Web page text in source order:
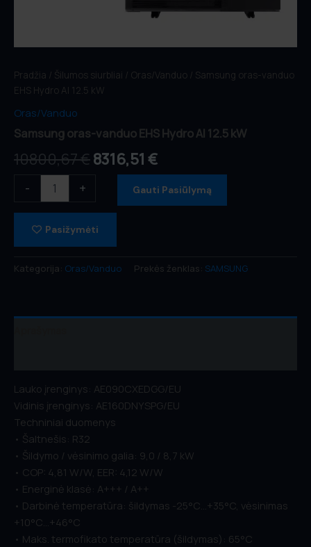
Pradžia / Šilumos siurbliai / Oras/Vanduo / Samsung oras-vanduo
EHS Hydro AI 12.5 kW
Oras/Vanduo
Samsung oras-vanduo EHS Hydro AI 12.5 kW
10800,67€8316,51 €
- + Gauti Pasiūlymą
Pasižymėti
Kategorija: Oras/Vanduo Prekės ženklas: SAMSUNG
Lauko įrenginys: AE090CXEDGG/EU
Vidinis įrenginys: AE160DNYSPG/EU
Techniniai duomenys
• Šaltnešis: R32
• Šildymo / vėsinimo galia: 9,0 / 8,7 kW
• COP: 4,81 W/W, EER: 4,12 W/W
• Energinė klasė: A+++ / A++
• Darbinė temperatūra: šildymas -25°C…+35°C, vėsinimas
+10°C…+46°C
• Maks. termofikato temperatūra (šildymas): 65°C